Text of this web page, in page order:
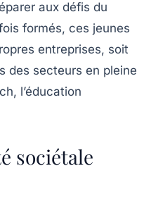
aux défis du
formés, ces jeunes
entreprises, soit
des secteurs en pleine
l’éducation
sociétale